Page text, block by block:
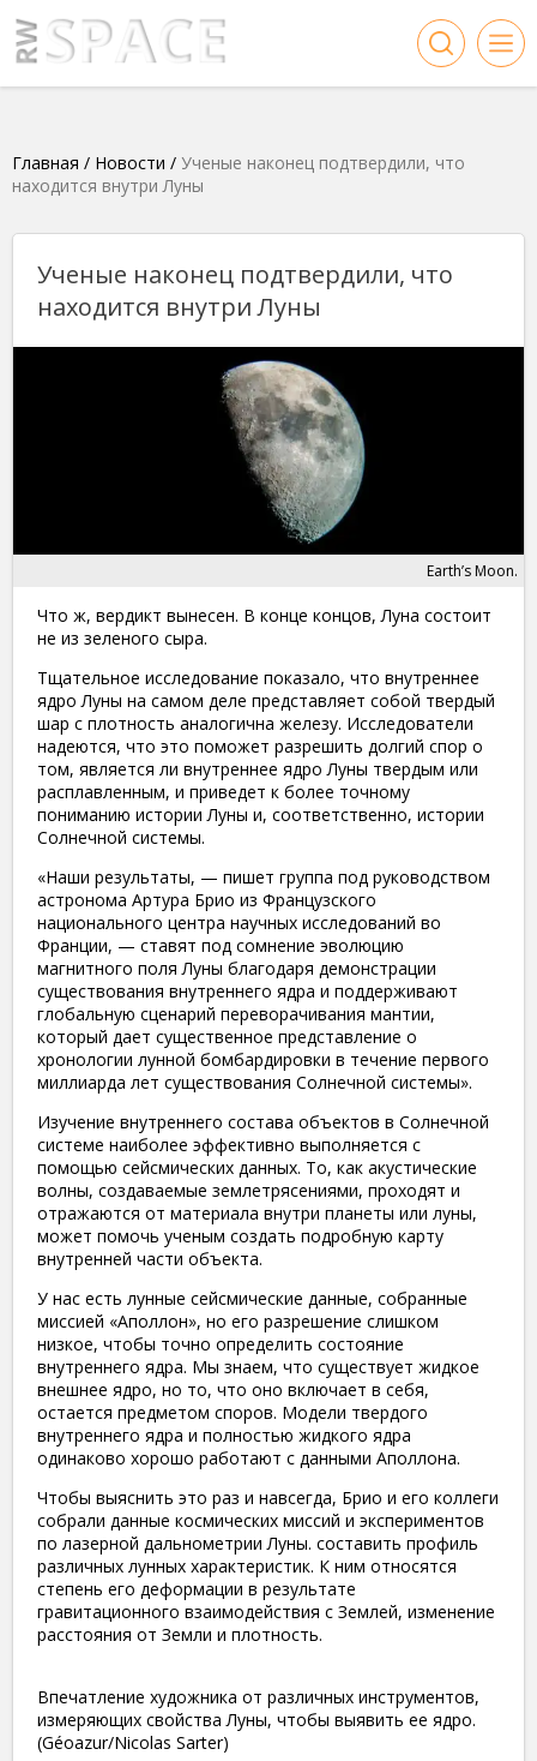
Главная / Новости / Ученые наконец подтвердили, что
находится внутри Луны
Ученые наконец подтвердили, что
находится внутри Луны
Earth’s Moon.
Что ж, вердикт вынесен. В конце концов, Луна состоит
не из зеленого сыра.
Тщательное исследование показало, что внутреннее
ядро ​​Луны на самом деле представляет собой твердый
шар с плотность аналогична железу. Исследователи
надеются, что это поможет разрешить долгий спор о
том, является ли внутреннее ядро ​​Луны твердым или
расплавленным, и приведет к более точному
пониманию истории Луны и, соответственно, истории
Солнечной системы.
«Наши результаты, — пишет группа под руководством
астронома Артура Брио из Французского
национального центра научных исследований во
Франции, — ставят под сомнение эволюцию
магнитного поля Луны благодаря демонстрации
существования внутреннего ядра и поддерживают
глобальную сценарий переворачивания мантии,
который дает существенное представление о
хронологии лунной бомбардировки в течение первого
миллиарда лет существования Солнечной системы».
Изучение внутреннего состава объектов в Солнечной
системе наиболее эффективно выполняется с
помощью сейсмических данных. То, как акустические
волны, создаваемые землетрясениями, проходят и
отражаются от материала внутри планеты или луны,
может помочь ученым создать подробную карту
внутренней части объекта.
У нас есть лунные сейсмические данные, собранные
миссией «Аполлон», но его разрешение слишком
низкое, чтобы точно определить состояние
внутреннего ядра. Мы знаем, что существует жидкое
внешнее ядро, но то, что оно включает в себя,
остается предметом споров. Модели твердого
внутреннего ядра и полностью жидкого ядра
одинаково хорошо работают с данными Аполлона.
Чтобы выяснить это раз и навсегда, Брио и его коллеги
собрали данные космических миссий и экспериментов
по лазерной дальнометрии Луны. составить профиль
различных лунных характеристик. К ним относятся
степень его деформации в результате
гравитационного взаимодействия с Землей, изменение
расстояния от Земли и плотность.
Впечатление художника от различных инструментов,
измеряющих свойства Луны, чтобы выявить ее ядро.
(Géoazur/Nicolas Sarter)